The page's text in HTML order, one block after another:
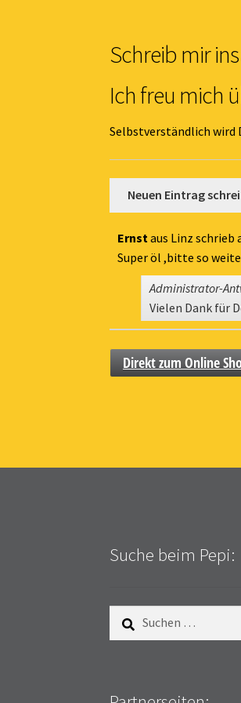
Schreib mir
Ich freu mich
Selbstverständlich wird
Ernstaus Linz schrieb
Super öl ,bitte so
Administrator-
Vielen Dank für
Direkt zum Online
Suche beim Pepi:
nach: